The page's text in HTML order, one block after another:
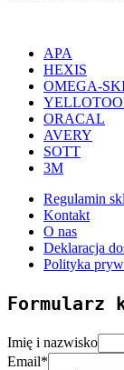
APA
HEXIS
OMEGA-
ORACAL
AVERY
SOTT
3M
Regulamin
Kontakt
O nas
Deklaracja
Polityka
Formularz
Imię i nazwisko
Email*